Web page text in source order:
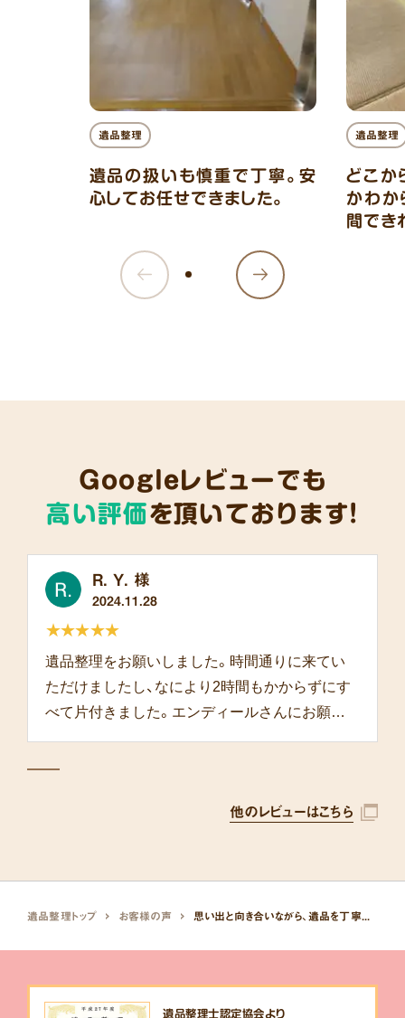
遺品整理
遺品の扱いも慎重で丁寧。安
心してお任せできました。
遺品整理
どこか
かわか
間でき
Googleレビューでも
高い評価を頂いております!
R. Y. 様
2024.11.28
遺品整理をお願いしました。時間通りに来てい
ただけましたし、なにより2時間もかからずにす
べて片付きました。エンディールさんにお願い
★★★★★
他のレビューはこちら
遺品整理トップ お客様の声
遺品整理士認定協会より